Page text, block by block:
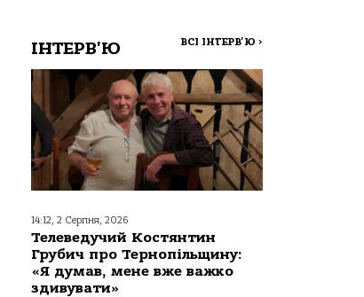
ІНТЕРВ'Ю ВСІ ІНТЕРВ'Ю >
14:12, 2 Серпня, 2026
Телеведучий Костянтин
Грубич про Тернопільщину:
«Я думав, мене вже важко
здивувати»